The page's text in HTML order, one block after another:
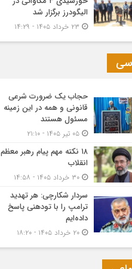
الیگودرز برگزار شد
حجاب یک ضرورت شرعی
قانونی و همه در این زمینه
مسئول هستند
۱۸ نکته مهم پیام رهبر معظم
انقلاب
سردار شکارچی: هر تهدید
ترامپ را با تودهنی پاسخ
داده‌ایم